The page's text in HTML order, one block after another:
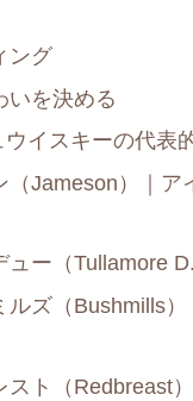
ング
いを決める
イスキーの代表
（Jameson）｜
ュー（Tullamore
ルズ（Bushmills
スト（Redbreast